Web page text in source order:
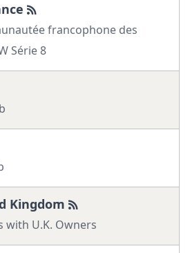
francophone des
Série 8
Kingdom
with U.K. Owners